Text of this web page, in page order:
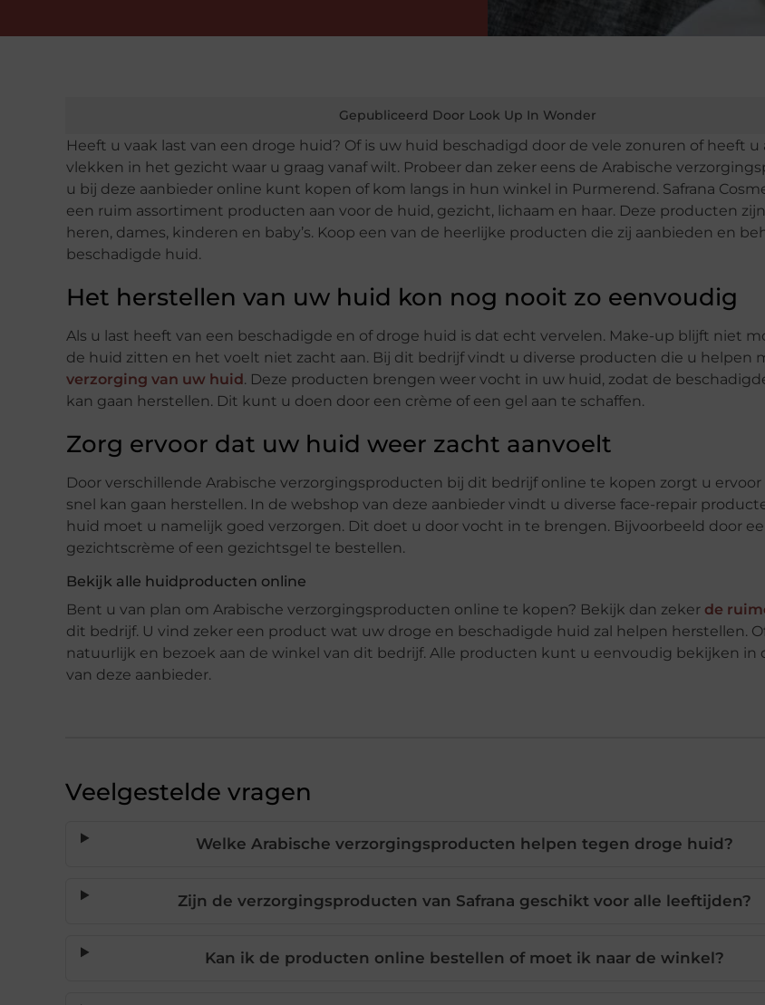
Gepubliceerd Door Look Up In Wonder
Heeft u vaak last van een droge huid? Of is uw huid beschadigd door de vele zonuren of heeft u
vlekken in het gezicht waar u graag vanaf wilt. Probeer dan zeker eens de Arabische
u bij deze aanbieder online kunt kopen of kom langs in hun winkel in Purmerend. Safrana
een ruim assortiment producten aan voor de huid, gezicht, lichaam en haar. Deze producten
heren, dames, kinderen en baby’s. Koop een van de heerlijke producten die zij aanbieden en
beschadigde huid.
Het herstellen van uw huid kon nog nooit zo eenvoudig
Als u last heeft van een beschadigde en of droge huid is dat echt vervelen. Make-up blijft niet
de huid zitten en het voelt niet zacht aan. Bij dit bedrijf vindt u diverse producten die u helpen
verzorging van uw huid . Deze producten brengen weer vocht in uw huid, zodat de
kan gaan herstellen. Dit kunt u doen door een crème of een gel aan te schaffen.
Zorg ervoor dat uw huid weer zacht aanvoelt
Door verschillende Arabische verzorgingsproducten bij dit bedrijf online te kopen zorgt u
snel kan gaan herstellen. In de webshop van deze aanbieder vindt u diverse face-repair
huid moet u namelijk goed verzorgen. Dit doet u door vocht in te brengen. Bijvoorbeeld door
gezichtscrème of een gezichtsgel te bestellen.
Bekijk alle huidproducten online
Bent u van plan om Arabische verzorgingsproducten online te kopen? Bekijk dan zeker de
dit bedrijf. U vind zeker een product wat uw droge en beschadigde huid zal helpen herstellen.
natuurlijk en bezoek aan de winkel van dit bedrijf. Alle producten kunt u eenvoudig bekijken in
van deze aanbieder.
Veelgestelde vragen
Welke Arabische verzorgingsproducten helpen tegen droge huid?
Zijn de verzorgingsproducten van Safrana geschikt voor alle leeftijden?
Kan ik de producten online bestellen of moet ik naar de winkel?